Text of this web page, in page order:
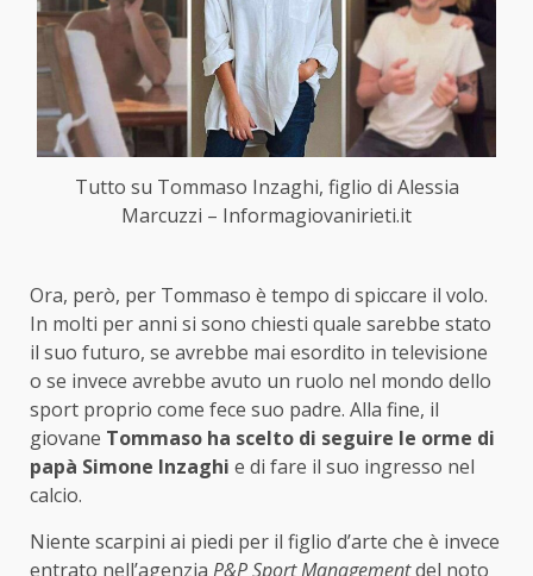
Tutto su Tommaso Inzaghi, figlio di Alessia
Marcuzzi – Informagiovanirieti.it
Ora, però, per Tommaso è tempo di spiccare il volo.
In molti per anni si sono chiesti quale sarebbe stato
il suo futuro, se avrebbe mai esordito in televisione
o se invece avrebbe avuto un ruolo nel mondo dello
sport proprio come fece suo padre. Alla fine, il
giovane Tommaso ha scelto di seguire le orme di
papà Simone Inzaghi e di fare il suo ingresso nel
calcio.
Niente scarpini ai piedi per il figlio d’arte che è invece
entrato nell’agenzia P&P Sport Managementdel noto